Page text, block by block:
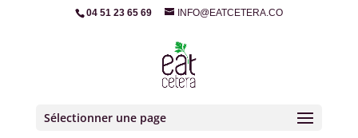
04 51 23 65 69 INFO@EATCETERA.CO
Sélectionner une page